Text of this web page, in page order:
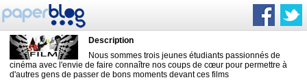
Description
Nous sommes trois jeunes étudiants passionnés de
cinéma avec l'envie de faire connaître nos coups de cœur pour permettre à
d'autres gens de passer de bons moments devant ces films